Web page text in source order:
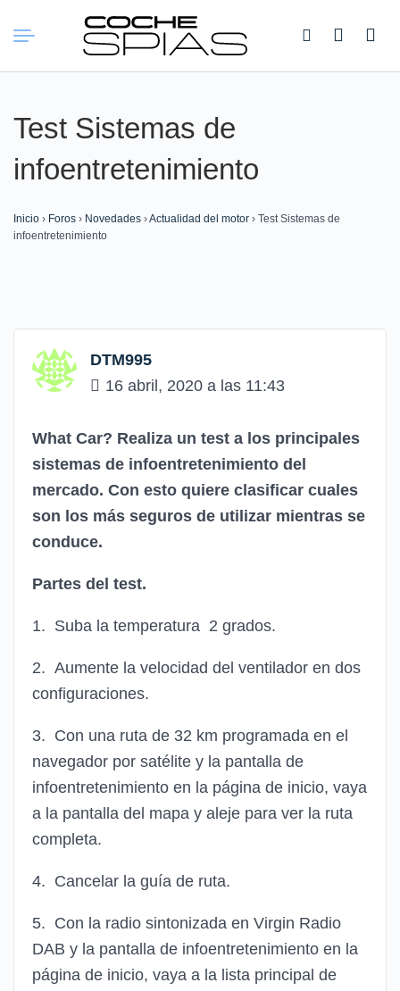
Buscar:
Test Sistemas de
infoentretenimiento
Inicio › Foros › Novedades ›Actualidad del motor › Test Sistemas de
infoentretenimiento
DTM995
16 abril, 2020 a las 11:43
What Car? Realiza un test a los principales
sistemas de infoentretenimiento del
mercado. Con esto quiere clasificar cuales
son los más seguros de utilizar mientras se
conduce.
Partes del test.
1. Suba la temperatura 2 grados.
2. Aumente la velocidad del ventilador en dos
configuraciones.
3. Con una ruta de 32 km programada en el
navegador por satélite y la pantalla de
infoentretenimiento en la página de inicio, vaya
a la pantalla del mapa y aleje para ver la ruta
completa.
4. Cancelar la guía de ruta.
5. Con la radio sintonizada en Virgin Radio
DAB y la pantalla de infoentretenimiento en la
página de inicio, vaya a la lista principal de